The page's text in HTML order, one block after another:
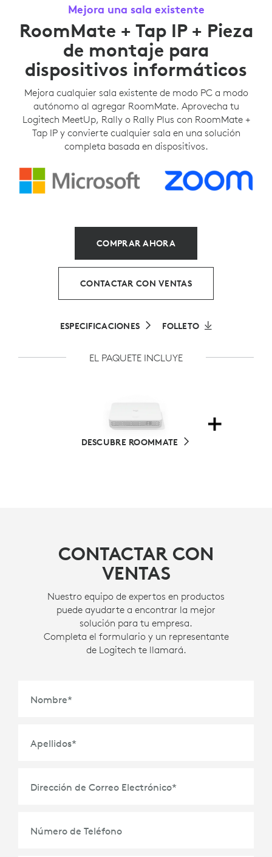
Mejora una sala existente
RoomMate + Tap IP + Pieza
de montaje para
dispositivos informáticos
Mejora cualquier sala existente de modo PC a modo
autónomo al agregar RoomMate. Aprovecha tu
Logitech MeetUp, Rally o Rally Plus con RoomMate +
Tap IP y convierte cualquier sala en una solución
completa basada en dispositivos.
COMPRAR AHORA
CONTACTAR CON VENTAS
ESPECIFICACIONES FOLLETO
EL PAQUETE INCLUYE
DESCUBRE ROOMMATE
CONTACTAR CON
VENTAS
Nuestro equipo de expertos en productos
puede ayudarte a encontrar la mejor
solución para tu empresa.
Completa el formulario y un representante
de Logitech te llamará.
Nombre*
Apellidos*
Dirección de Correo Electrónico*
Número de Teléfono